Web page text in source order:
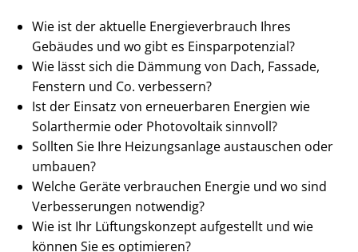
Wie ist der aktuelle En­er­gie­ver­brauch Ihres
Gebäudes und wo gibt es Ein­spar­po­ten­zi­al?
Wie lässt sich die Dämmung von Dach, Fassade,
Fenstern und Co. verbessern?
Ist der Einsatz von erneuerbaren Energien wie
Solarthermie oder Photovoltaik sinnvoll?
Sollten Sie Ihre Heizungsanlage austauschen oder
umbauen?
Welche Geräte verbrauchen Energie und wo sind
Verbesserungen notwendig?
Wie ist Ihr Lüftungskonzept aufgestellt und wie
können Sie es optimieren?